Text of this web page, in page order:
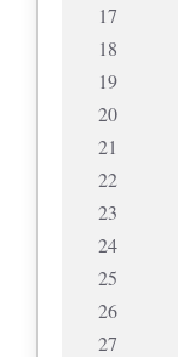
17
18
19
20
21
22
23
24
25
26
27